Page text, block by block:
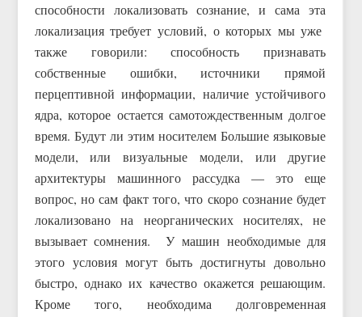
способности локализовать сознание, и сама эта
локализация требует условий, о которых мы уже
также говорили: способность признавать
собственные ошибки, источники прямой
перцептивной информации, наличие устойчивого
ядра, которое остается самотождественным долгое
время. Будут ли этим носителем Большие языковые
модели, или визуальные модели, или другие
архитектуры машинного рассудка — это еще
вопрос, но сам факт того, что скоро сознание будет
локализовано на неорганических носителях, не
вызывает сомнения. У машин необходимые для
этого условия могут быть достигнуты довольно
быстро, однако их качество окажется решающим.
Кроме того, необходима долговременная